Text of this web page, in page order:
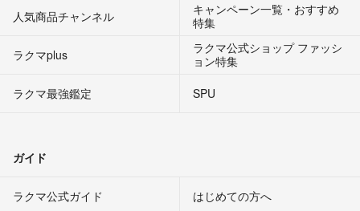
人気商品チャンネル
キャンペーン一覧・おすすめ
特集
ラクマplus
ラクマ公式ショップ ファッシ
ョン特集
ラクマ最強鑑定
SPU
ガイド
ラクマ公式ガイド はじめての方へ